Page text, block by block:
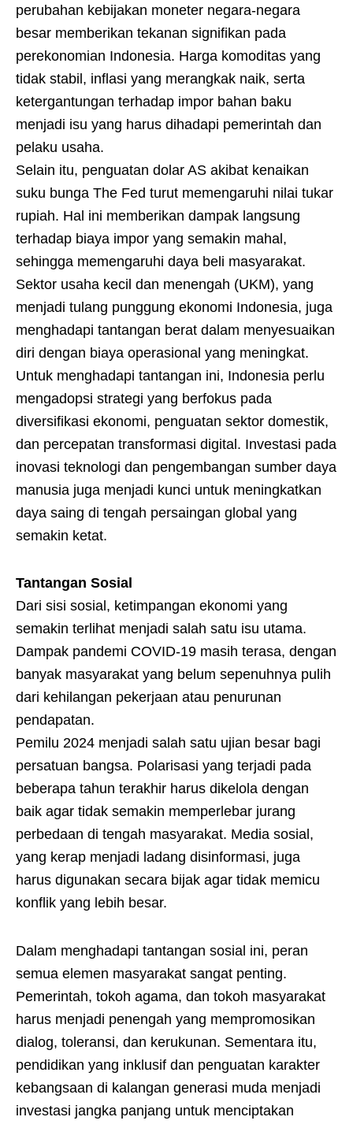
perubahan kebijakan moneter negara-negara
besar memberikan tekanan signifikan pada
perekonomian Indonesia. Harga komoditas yang
tidak stabil, inflasi yang merangkak naik, serta
ketergantungan terhadap impor bahan baku
menjadi isu yang harus dihadapi pemerintah dan
pelaku usaha.
Selain itu, penguatan dolar AS akibat kenaikan
suku bunga The Fed turut memengaruhi nilai tukar
rupiah. Hal ini memberikan dampak langsung
terhadap biaya impor yang semakin mahal,
sehingga memengaruhi daya beli masyarakat.
Sektor usaha kecil dan menengah (UKM), yang
menjadi tulang punggung ekonomi Indonesia, juga
menghadapi tantangan berat dalam menyesuaikan
diri dengan biaya operasional yang meningkat.
Untuk menghadapi tantangan ini, Indonesia perlu
mengadopsi strategi yang berfokus pada
diversifikasi ekonomi, penguatan sektor domestik,
dan percepatan transformasi digital. Investasi pada
inovasi teknologi dan pengembangan sumber daya
manusia juga menjadi kunci untuk meningkatkan
daya saing di tengah persaingan global yang
semakin ketat.
Tantangan Sosial
Dari sisi sosial, ketimpangan ekonomi yang
semakin terlihat menjadi salah satu isu utama.
Dampak pandemi COVID-19 masih terasa, dengan
banyak masyarakat yang belum sepenuhnya pulih
dari kehilangan pekerjaan atau penurunan
pendapatan.
Pemilu 2024 menjadi salah satu ujian besar bagi
persatuan bangsa. Polarisasi yang terjadi pada
beberapa tahun terakhir harus dikelola dengan
baik agar tidak semakin memperlebar jurang
perbedaan di tengah masyarakat. Media sosial,
yang kerap menjadi ladang disinformasi, juga
harus digunakan secara bijak agar tidak memicu
konflik yang lebih besar.
Dalam menghadapi tantangan sosial ini, peran
semua elemen masyarakat sangat penting.
Pemerintah, tokoh agama, dan tokoh masyarakat
harus menjadi penengah yang mempromosikan
dialog, toleransi, dan kerukunan. Sementara itu,
pendidikan yang inklusif dan penguatan karakter
kebangsaan di kalangan generasi muda menjadi
investasi jangka panjang untuk menciptakan